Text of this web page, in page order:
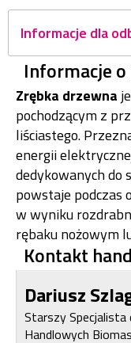
Informacje dla
Informacje
Zrębka drzewna
pochodzącym z
liściastego.
energii
dedykowanych do
powstaje podczas
w wyniku
rębaku nożowym
Kontakt
Dariusz
Starszy Specjalista
Handlowych